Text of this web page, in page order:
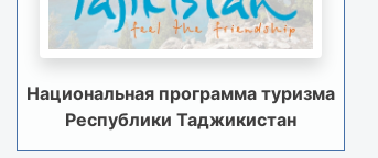
Национальная программа туризма
Республики Таджикистан